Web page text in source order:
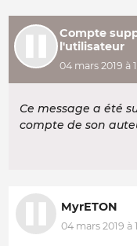
Compte
l'utilisateur
04 mars 2019 à
Ce message a été
compte de son
MyrETON
04 mars 2019 à